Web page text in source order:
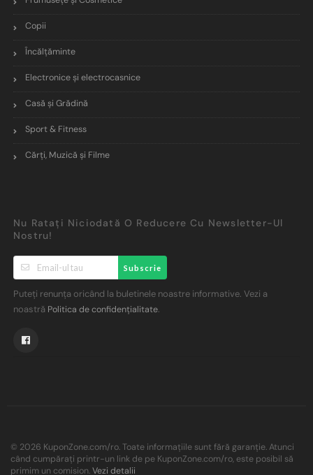
Copii
Încălţăminte
Electronice și electrocasnice
Casă și Grădină
Sport & Fitness
Cărți, Muzică și Filme
Nu Ratați Niciodată O Reducere Cu Newsletter-Ul
Nostru!
Subscrie
Puteți renunța oricând la buletinele noastre informative. Vezi a
noastră Politica de confidențialitate.
© 2026 KuponZone.com/ro. Toate informațiile sunt fără garanție. Atunci
când cumpărați printr-un link de pe KuponZone.com/ro, este posibil să
primim un comision.Vezi detalii